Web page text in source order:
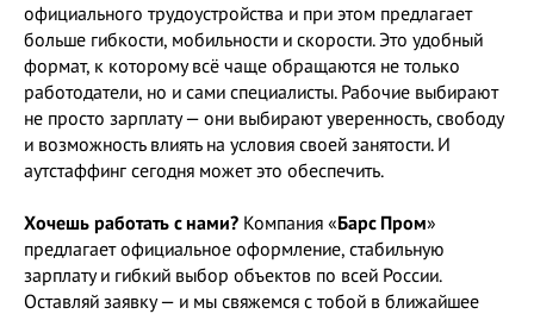
официального трудоустройства и при этом предлагает
больше гибкости, мобильности и скорости. Это удобный
формат, к которому всё чаще обращаются не только
работодатели, но и сами специалисты. Рабочие выбирают
не просто зарплату — они выбирают уверенность, свободу
и возможность влиять на условия своей занятости. И
аутстаффинг сегодня может это обеспечить.
Хочешь работать с нами? Компания «Барс Пром»
предлагает официальное оформление, стабильную
зарплату и гибкий выбор объектов по всей России.
Оставляй заявку — и мы свяжемся с тобой в ближайшее